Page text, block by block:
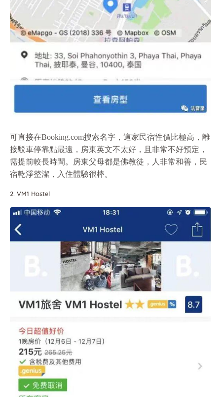
可直接在Booking.com搜索名字，這家民宿性價比極高，離
接駁車停靠點最遠，房東英文不太好，且非常不好預定，
需提前較長時間。房東父母都是佛教徒，人非常和善，民
宿乾淨整潔，入住體驗很棒。
2. VM1 Hostel